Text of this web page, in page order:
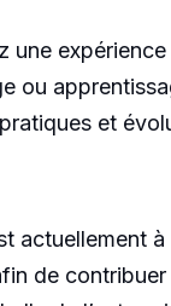
une
ou
et
actuellement
de